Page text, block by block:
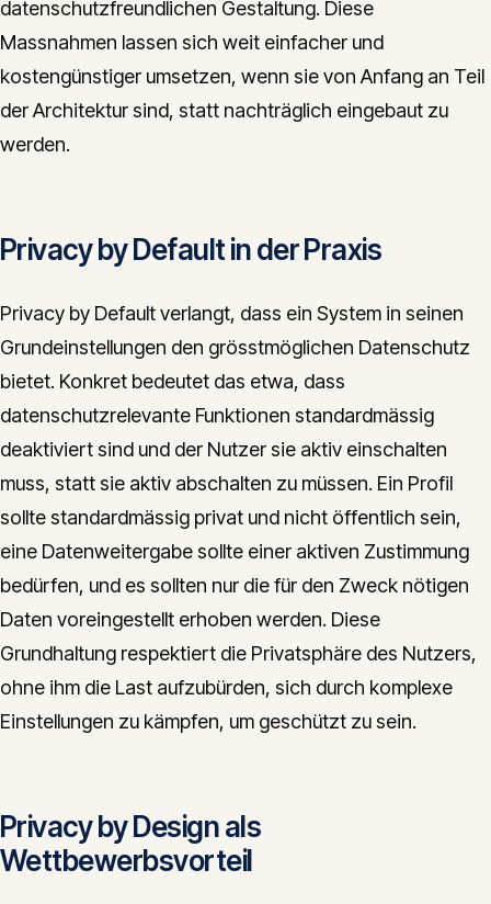
datenschutzfreundlichen Gestaltung. Diese
Massnahmen lassen sich weit einfacher und
kostengünstiger umsetzen, wenn sie von Anfang an Teil
der Architektur sind, statt nachträglich eingebaut zu
werden.
Privacy by Default in der Praxis
Privacy by Default verlangt, dass ein System in seinen
Grundeinstellungen den grösstmöglichen Datenschutz
bietet. Konkret bedeutet das etwa, dass
datenschutzrelevante Funktionen standardmässig
deaktiviert sind und der Nutzer sie aktiv einschalten
muss, statt sie aktiv abschalten zu müssen. Ein Profil
sollte standardmässig privat und nicht öffentlich sein,
eine Datenweitergabe sollte einer aktiven Zustimmung
bedürfen, und es sollten nur die für den Zweck nötigen
Daten voreingestellt erhoben werden. Diese
Grundhaltung respektiert die Privatsphäre des Nutzers,
ohne ihm die Last aufzubürden, sich durch komplexe
Einstellungen zu kämpfen, um geschützt zu sein.
Privacy by Design als
Wettbewerbsvorteil